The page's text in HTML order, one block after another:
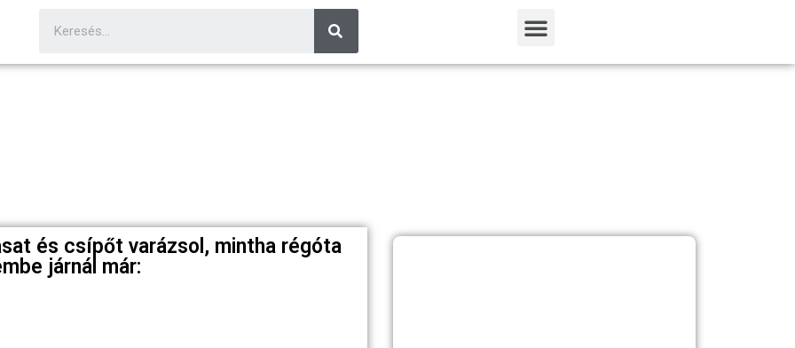
és csípőt varázsol, mintha régóta
járnál már: